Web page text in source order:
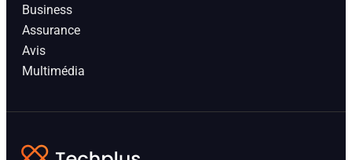
Business
Assurance
Avis
Multimédia